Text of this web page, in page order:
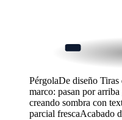
PérgolaDe diseño Tiras
marco: pasan por
creando sombra con
parcial frescaAcabado